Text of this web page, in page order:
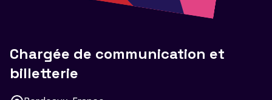
Chargée de communication et
billetterie